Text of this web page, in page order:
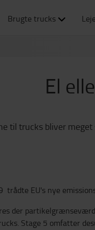
Brugte trucks Leje
El
til trucks bliver
trådte EU's nye
der
Stage 5 omfatter